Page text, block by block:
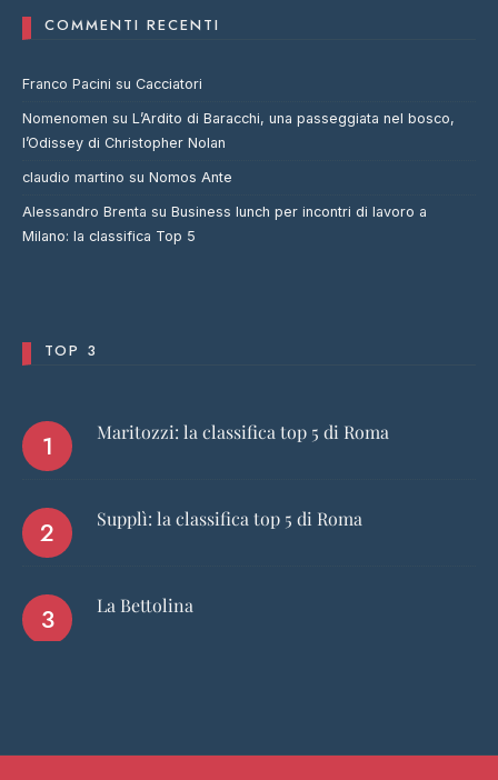
COMMENTI RECENTI
Franco Pacini su Cacciatori
Nomenomen su L’Ardito di Baracchi, una passeggiata nel bosco,
l’Odissey di Christopher Nolan
claudio martino su Nomos Ante
Alessandro Brenta su Business lunch per incontri di lavoro a
Milano: la classifica Top 5
TOP 3
Maritozzi: la classifica top 5 di Roma
Supplì: la classifica top 5 di Roma
La Bettolina